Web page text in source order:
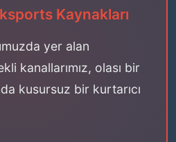
Kaynakları
yer alan
kanallarımız, olası bir
kusursuz bir kurtarıcı